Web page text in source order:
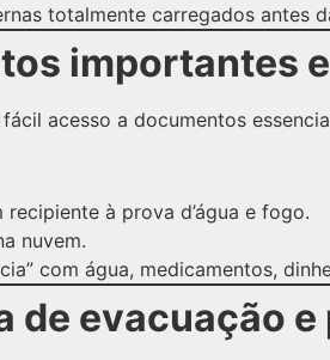
totalmente carregados antes
importantes
acesso a documentos
à prova d’água e fogo.
nuvem.
com água, medicamentos,
de evacuação